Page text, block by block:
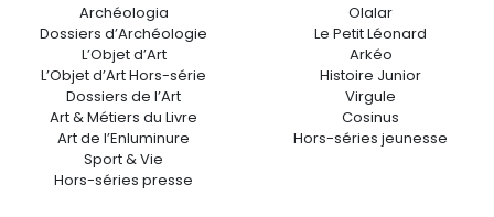
Archéologia
Dossiers d’Archéologie
L’Objet d’Art
L’Objet d’Art Hors-série
Dossiers de l’Art
Art & Métiers du Livre
Art de l’Enluminure
Sport & Vie
Hors-séries presse
Olalar
Le Petit Léonard
Arkéo
Histoire Junior
Virgule
Cosinus
Hors-séries jeunesse